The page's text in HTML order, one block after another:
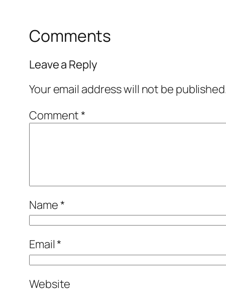
Comments
Leave a Reply
Your email address will not be
Comment*
Name*
Email*
Website